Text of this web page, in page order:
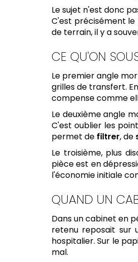
Le sujet n'est donc
C'est précisément
de terrain, il y a
CE QU'ON
Le premier angle
grilles de transfert.
compense comme
Le deuxième angle
C'est oublier les
permet de filtrer, de
Le troisième, plus
pièce est en
l'économie initiale
QUAND UN
Dans un cabinet en
retenu reposait sur
hospitalier. Sur le
mal.